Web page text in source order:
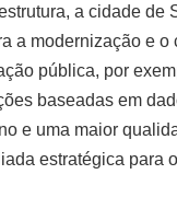
a cidade
a modernização e
pública, por
baseadas em
e uma maior
estratégica para